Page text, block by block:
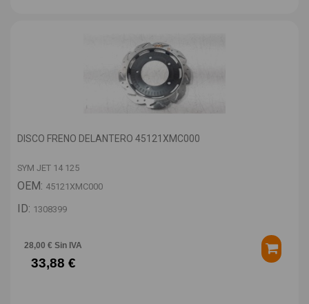
DISCO FRENO DELANTERO 45121XMC000
SYM JET 14 125
OEM: 45121XMC000
ID: 1308399
28,00 € Sin IVA
33,88 €